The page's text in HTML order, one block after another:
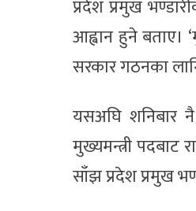
प्रदेश प्रमुख
आह्वान हुने बताए।
सरकार गठनका
यसअघि शनिबार
मुख्यमन्त्री पदबाट
साँझ प्रदेश प्रमुख